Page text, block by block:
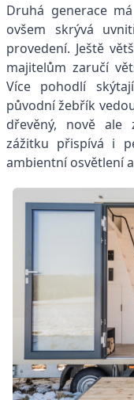
Druhá generace
ovšem skrývá
provedení. Ještě
majitelům zaručí
Více pohodlí
původní žebřík
dřevěný, nově ale
zážitku přispívá i
ambientní osvětlení